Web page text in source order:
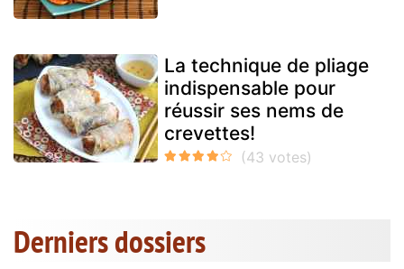
La technique de pliage
indispensable pour
réussir ses nems de
crevettes!
Derniers dossiers